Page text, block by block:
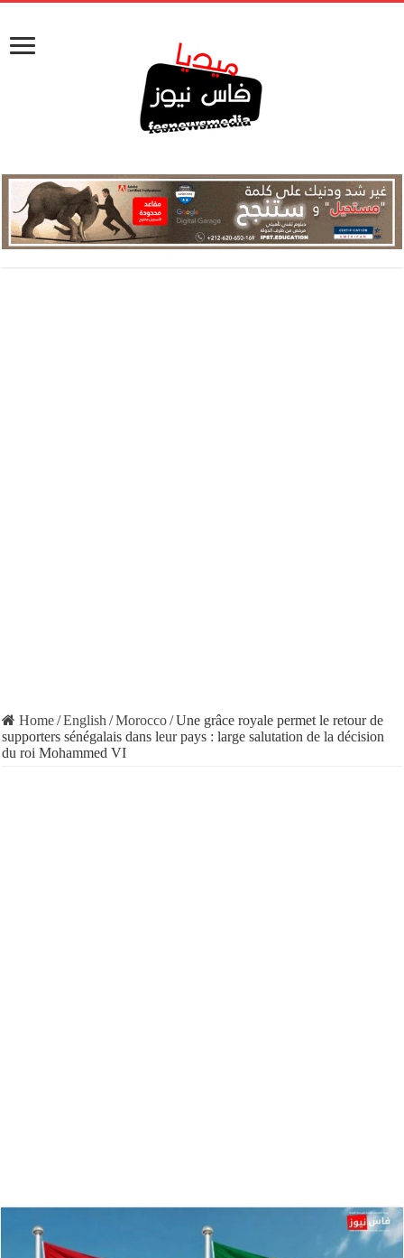
Home/English /Morocco/Une grâce royale permet le retour de
supporters sénégalais dans leur pays : large salutation de la décision
du roi Mohammed VI